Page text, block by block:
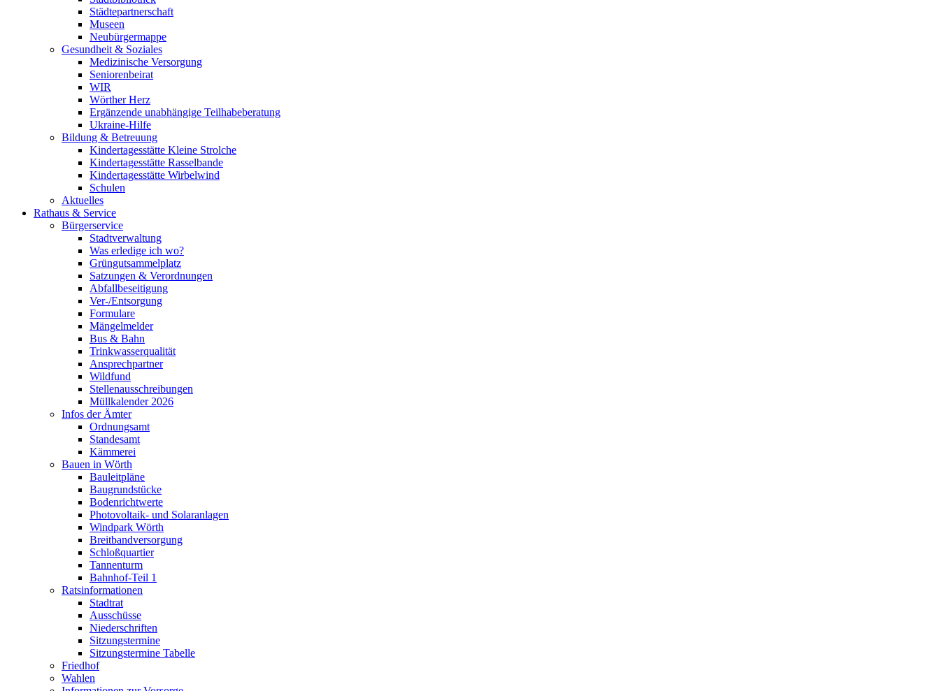
Städtepartnerschaft
Museen
Neubürgermappe
Gesundheit & Soziales
Medizinische Versorgung
Seniorenbeirat
WIR
Wörther Herz
Ergänzende unabhängige Teilhabeberatung
Ukraine-Hilfe
Bildung & Betreuung
Kindertagesstätte Kleine Strolche
Kindertagesstätte Rasselbande
Kindertagesstätte Wirbelwind
Schulen
Aktuelles
Rathaus & Service
Bürgerservice
Stadtverwaltung
Was erledige ich wo?
Grüngutsammelplatz
Satzungen & Verordnungen
Abfallbeseitigung
Ver-/Entsorgung
Formulare
Mängelmelder
Bus & Bahn
Trinkwasserqualität
Ansprechpartner
Wildfund
Stellenausschreibungen
Müllkalender 2026
Infos der Ämter
Ordnungsamt
Standesamt
Kämmerei
Bauen in Wörth
Bauleitpläne
Baugrundstücke
Bodenrichtwerte
Photovoltaik- und Solaranlagen
Windpark Wörth
Breitbandversorgung
Schloßquartier
Tannenturm
Bahnhof-Teil 1
Ratsinformationen
Stadtrat
Ausschüsse
Niederschriften
Sitzungstermine
Sitzungstermine Tabelle
Friedhof
Wahlen